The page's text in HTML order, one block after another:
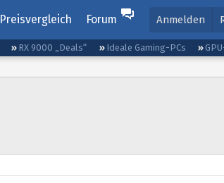
Preisvergleich Forum Anmelden
RX 9000 „Deals“ Ideale Gaming-PCs